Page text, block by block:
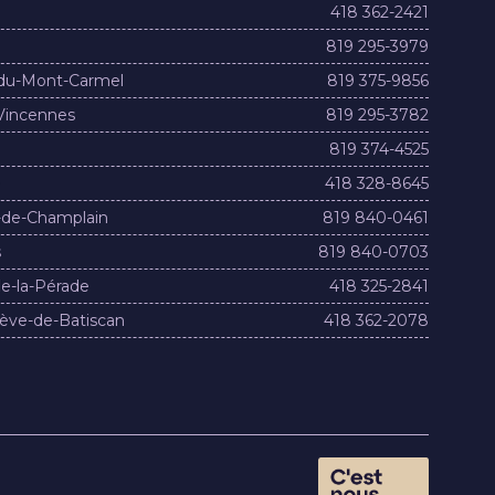
418 362-2421
819 295-3979
Mont-Carmel
819 375-9856
819 295-3782
819 374-4525
418 328-8645
Champlain
819 840-0461
819 840-0703
la-Pérade
418 325-2841
de-Batiscan
418 362-2078